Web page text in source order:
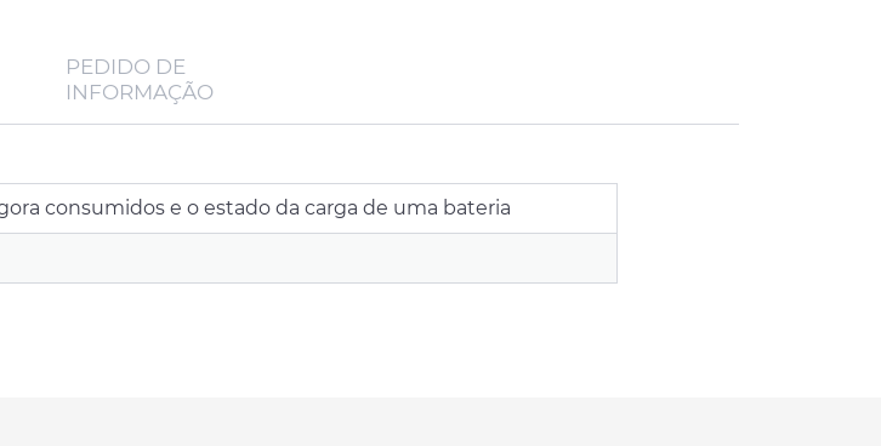
PEDIDO DE
INFORMAÇÃO
consumidos e o estado da carga de uma bateria